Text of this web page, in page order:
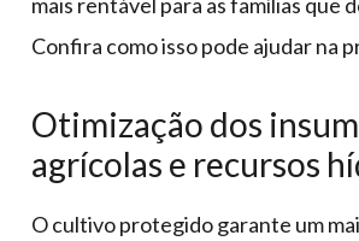
Confira como isso pode ajudar na
Otimização dos
agrícolas e recursos
O cultivo protegido garante um